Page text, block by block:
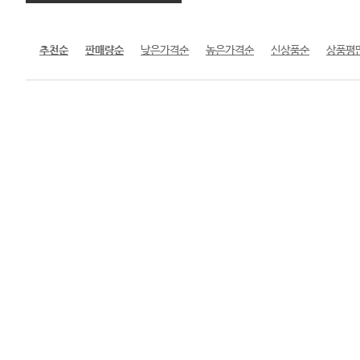
추천순 판매량순 낮은가격순 높은가격순 신상품순 상품평